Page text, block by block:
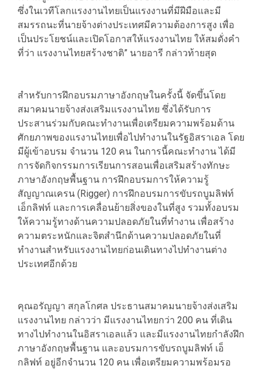
ซึ่งในเวทีโลกแรงงานไทยเป็นแรงงานที่มีฝีมือและมี
สมรรถนะที่นายจ้างต่างประเทศมีความต้องการสูง เพื่อ
เป็นประโยชน์และเปิดโอกาสให้แรงงานไทย ให้สมดั่งคำ
ที่ว่า แรงงานไทยสร้างชาติ” นายอารี กล่าวท้ายสุด
สำหรับการฝึกอบรมภาษาอังกฤษในครั้งนี้ จัดขึ้นโดย
สมาคมนายจ้างส่งเสริมแรงงานไทย ซึ่งได้รับการ
ประสานร่วมกับคณะทำงานเพื่อเตรียมความพร้อมด้าน
ศักยภาพของแรงานไทยเพื่อไปทำงานในรัฐอิสราเอล โดย
มีผู้เข้าอบรม จำนวน 120 คน ในการนี้คณะทำงาน ได้มี
การจัดกิจกรรมการเรียนการสอนเพื่อเสริมสร้างทักษะ
ภาษาอังกฤษพื้นฐาน การฝึกอบรมการให้ความรู้
สัญญาณเครน (Rigger) การฝึกอบรมการขับรถบูมลิฟท์
เอ็กลิฟท์ และการเคลื่อนย้ายสิ่งของในที่สูง รวมทั้งอบรม
ให้ความรู้ทางด้านความปลอดภัยในที่ทำงาน เพื่อสร้าง
ความตระหนักและจิตสำนึกด้านความปลอดภัยในที่
ทำงานสำหรับแรงงานไทยก่อนเดินทางไปทำงานต่าง
ประเทศอีกด้วย
คุณอรัญญา สกุลโกศล ประธานสมาคมนายจ้างส่งเสริม
แรงงานไทย กล่าวว่า มีแรงงานไทยกว่า 200 คน ที่เดิน
ทางไปทำงานในอิสราเอลแล้ว และมีแรงงานไทยกำลังฝึก
ภาษาอังกฤษพื้นฐาน และอบรมการขับรถบูมลิฟท์ เอ็
กลิฟท์ อยู่อีกจำนวน 120 คน เพื่อเตรียมความพร้อมรอ